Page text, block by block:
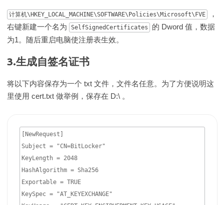
计算机\HKEY_LOCAL_MACHINE\SOFTWARE\Policies\Microsoft\FVE
，
右键新建一个名为
SelfSignedCertificates
的 Dword 值，数据
为1。随后重启电脑使注册表生效。
3.生成自签名证书
将以下内容保存为一个 txt 文件，文件名任意。为了方便说明这
里使用 cert.txt 做举例，保存在 D:\ 。
[NewRequest]
Subject = "CN=BitLocker"
KeyLength = 2048
HashAlgorithm = Sha256
Exportable = TRUE
KeySpec = "AT_KEYEXCHANGE"